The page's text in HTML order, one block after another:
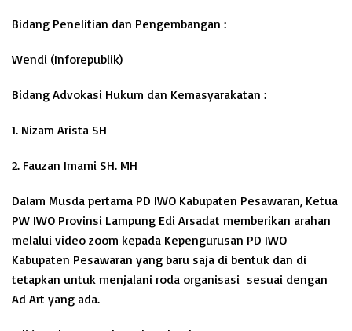
Bidang Penelitian dan Pengembangan :
Wendi (Inforepublik)
Bidang Advokasi Hukum dan Kemasyarakatan :
1. Nizam Arista SH
2. Fauzan Imami SH. MH
Dalam Musda pertama PD IWO Kabupaten Pesawaran, Ketua
PW IWO Provinsi Lampung Edi Arsadat memberikan arahan
melalui video zoom kepada Kepengurusan PD IWO
Kabupaten Pesawaran yang baru saja di bentuk dan di
tetapkan untuk menjalani roda organisasi sesuai dengan
Ad Art yang ada.